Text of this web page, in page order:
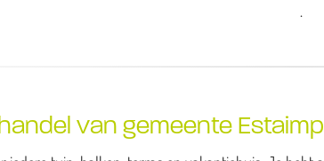
.
van gemeente